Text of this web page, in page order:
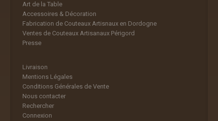
Art de la Table
Accessoires & Décoration
Fabrication de Couteaux Artisnaux en Dordogne
Ventes de Couteaux Artisanaux Périgord
Presse
Livraison
Mentions Légales
Conditions Générales de Vente
Nous contacter
Rechercher
Connexion